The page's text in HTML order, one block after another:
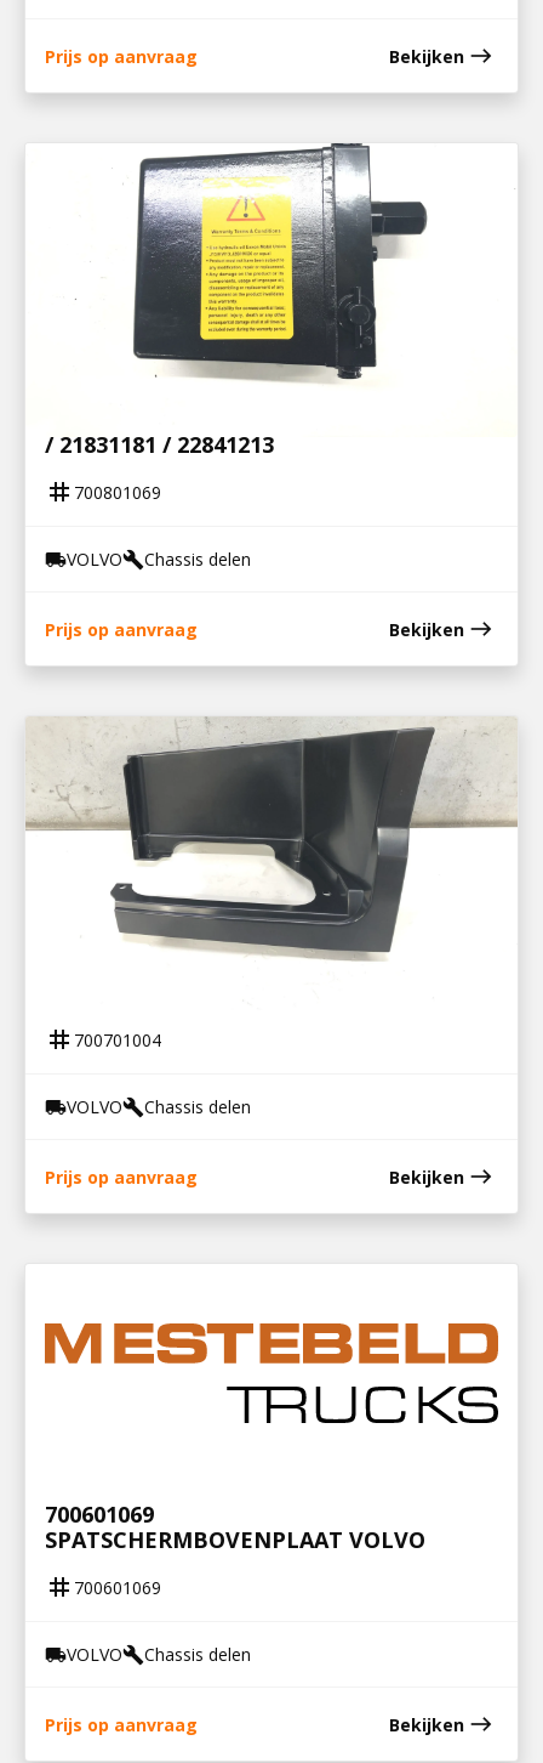
Prijs op aanvraag Bekijken east
/ 21831181 / 22841213
tag 700801069
local_shippingVOLVObuildChassis delen
Prijs op aanvraag Bekijken east
tag 700701004
local_shippingVOLVObuildChassis delen
Prijs op aanvraag Bekijken east
700601069
SPATSCHERMBOVENPLAAT VOLVO
tag 700601069
local_shippingVOLVObuildChassis delen
Prijs op aanvraag Bekijken east